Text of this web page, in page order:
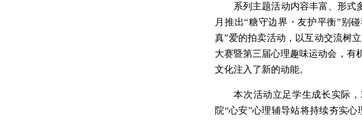
系列主题活动内容丰富、形式
月推出“糖守边界・友护平衡”别
真”爱的拍卖活动，以互动交流树
大赛暨第三届心理趣味运动会，有
文化注入了新的动能。
本次活动立足学生成长实际
院“心安”心理辅导站将持续夯实